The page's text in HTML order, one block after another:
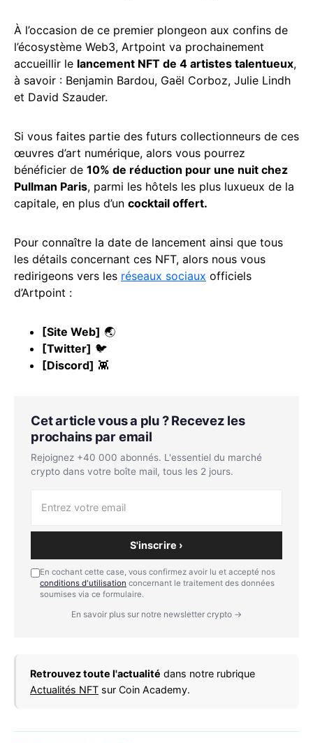
À l’occasion de ce premier plongeon aux confins de
l’écosystème Web3, Artpoint va prochainement
accueillir le lancement NFT de 4 artistes talentueux,
à savoir : Benjamin Bardou, Gaël Corboz, Julie Lindh
et David Szauder.
Si vous faites partie des futurs collectionneurs de ces
œuvres d’art numérique, alors vous pourrez
bénéficier de 10% de réduction pour une nuit chez
Pullman Paris, parmi les hôtels les plus luxueux de la
capitale, en plus d’un cocktail offert.
Pour connaître la date de lancement ainsi que tous
les détails concernant ces NFT, alors nous vous
redirigeons vers les réseaux sociaux officiels
d’Artpoint :
[Site Web] 🌏
[Twitter] 🐦
[Discord] 👾
Cet article vous a plu ? Recevez les
prochains par email
Rejoignez +40 000 abonnés. L'essentiel du marché
crypto dans votre boîte mail, tous les 2 jours.
S'inscrire ›
En cochant cette case, vous confirmez avoir lu et accepté nos
conditions d'utilisation concernant le traitement des données
soumises via ce formulaire.
En savoir plus sur notre newsletter crypto →
Retrouvez toute l'actualité dans notre rubrique
Actualités NFT sur Coin Academy.